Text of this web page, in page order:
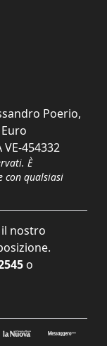
Poerio,
VE-454332
È
con qualsiasi
nostro
o